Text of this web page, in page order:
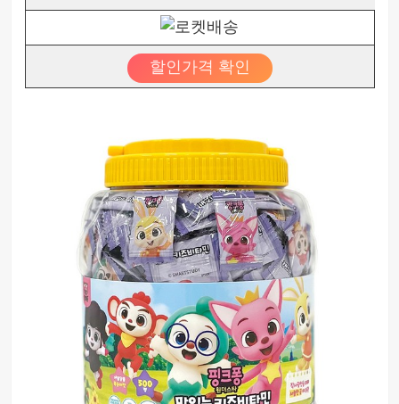
할인가격 확인